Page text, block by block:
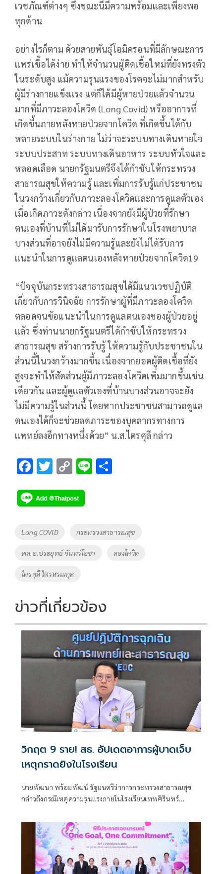
เวชภัณฑ์ต่างๆ ซึ่งขณะนี้มีความพร้อมและเพียงพอ
ทุกด้าน
อย่างไรก็ตาม ด้วยสายพันธุ์โอมิครอนที่มีลักษณะการ
แพร่เชื้อได้ง่าย ทำให้จำนวนผู้ติดเชื้อใหม่ที่ยังทรงตัว
ในระดับสูง แม้ความรุนแรงของโรคจะไม่มากสำหรับ
ผู้มีร่างกายแข็งแรง แต่ก็ได้มีผู้หายป่วยแล้วจำนวน
มากที่มีภาวะลองโควิด (Long Covid) หรืออาการที่
เกิดขึ้นภายหลังหายป่วยจากโควิด ที่เกิดขึ้นได้กับ
หลายระบบในร่างกาย ไม่ว่าจะระบบทางเดินหายใจ
ระบบประสาท ระบบทางเดินอาหาร ระบบหัวใจและ
หลอดเลือด นายกรัฐมนตรีจึงได้กำชับให้กระทรวง
สาธารณสุขให้ความรู้ และเพิ่มการรับรู้แก่ประชาชน
ในวงกว้างเกี่ยวกับภาวะลองโควิดและการดูแลตัวเอง
เมื่อเกิดภาวะดังกล่าว เนื่องจากยังมีผู้ป่วยที่รักษา
ตนเองที่บ้านที่ไม่ได้มารับการรักษาในโรงพยาบาล
บางส่วนที่อาจยังไม่มีความรู้และยังไม่ได้รับการ
แนะนำในการดูแลตนเองหลังหายป่วยจากโควิด19
“ปัจจุบันกระทรวงสาธารณสุขได้มีแนวเวชปฏิบัติ
เกี่ยวกับการวินิจฉัย การรักษาผู้ที่มีภาวะลองโควิด
ตลอดจนข้อแนะนำในการดูแลตนเองของผู้ป่วยอยู่
แล้ว ซึ่งท่านนายกรัฐมนตรีได้กำชับให้กระทรวง
สาธารณสุข สร้างการรับรู้ ให้ความรู้กับประชาชนใน
ส่วนนี้ในวงกว้างมากขึ้น เนื่องจากยอดผู้ติดเชื้อที่ยัง
สูงจะทำให้สัดส่วนผู้มีภาวะลองโควิดเพิ่มมากขึ้นเช่น
เดียวกัน และผู้ดูแลตัวเองที่บ้านบางส่วนอาจจะยัง
ไม่มีความรู้ในส่วนนี้ โดยหากประชาชนสามารถดูแล
ตนเองได้ก็จะช่วยลดภาระของบุคลากรทางการ
แพทย์ลงอีกทางหนึ่งด้วย” น.ส.ไตรศุลี กล่าว
F
e
b
o
k
T
tt
er
C
p
y
Li
n
k
Li
Tags
Long COVID กระทรวงสาธารณสุข
พล.อ.ประยุทธ์ จันทร์โอชา ลองโควิด
ไตรศุลี ไตรสรณกุล
ข่าวที่เกี่ยวข้อง
วิกฤต 9 ราย! สธ. อัปเดตอาการผู้บาดเจ็บ
เหตุกราดยิงในโรงเรียน
นายพัฒนา พร้อมพัฒน์ รัฐมนตรีว่าการกระทรวงสาธารณสุข
กล่าวถึงกรณีเหตุความรุนแรงภายในโรงเรียนเทพศิรินทร์
สถานการณ์ และได้มอบหมายให้โรงพยาบาลในสังกัดกระทรวง
สาธารณสุขพื้นที่โดยรอบให้การดูแลผู้บาดเจ็บอย่างดีที่สุด โดย
เน้นย้ำให้ติดตามอาการผู้ป่วยอาการหนักอย่างใกล้ชิด